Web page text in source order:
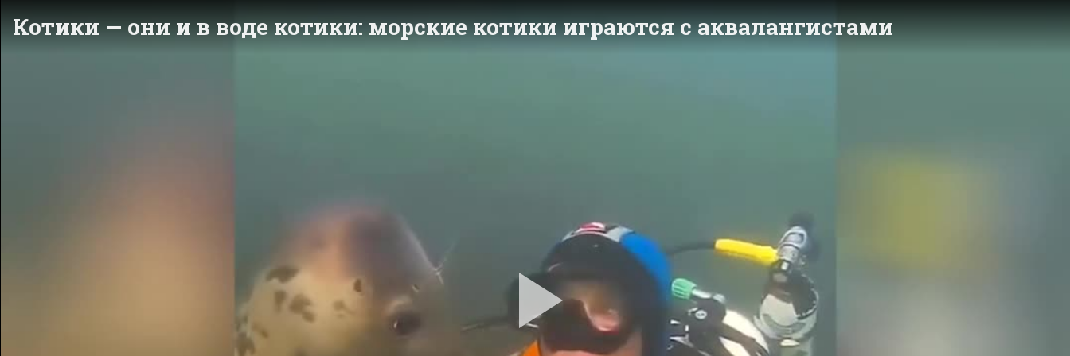
Play
Котики — они и в воде котики: морские котики играются с аквалангистами